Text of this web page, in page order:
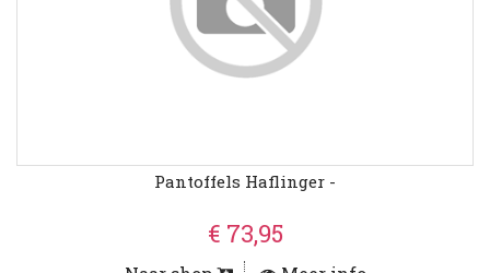
Pantoffels Haflinger -
€ 73,95